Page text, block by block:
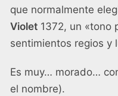
que normalmente
Violet 1372, un «tono
sentimientos regios y
Es muy… morado…
el nombre).